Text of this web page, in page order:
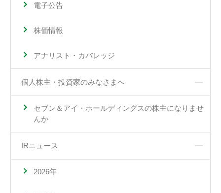
電子公告
株価情報
アナリスト・カバレッジ
個人株主・投資家のみなさまへ
セブン＆アイ・ホールディングスの株主になりませ
んか
IRニュース
2026年